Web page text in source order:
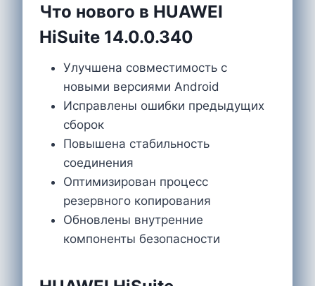
Что нового в HUAWEI
HiSuite 14.0.0.340
Улучшена совместимость с
новыми версиями Android
Исправлены ошибки предыдущих
сборок
Повышена стабильность
соединения
Оптимизирован процесс
резервного копирования
Обновлены внутренние
компоненты безопасности